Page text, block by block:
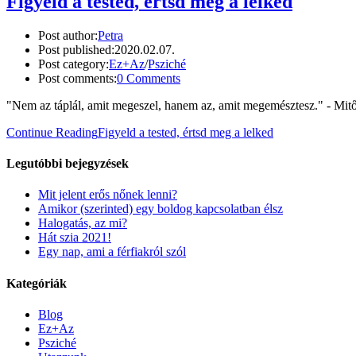
Post author:Petra
Post published:2020.02.07.
Post category:Ez+Az/Psziché
Post comments:0 Comments
"Nem az táplál, amit megeszel, hanem az, amit megemésztesz." -
Continue ReadingFigyeld a tested, értsd meg a lelked
Legutóbbi bejegyzések
Mit jelent erős nőnek lenni?
Amikor (szerinted) egy boldog kapcsolatban élsz
Halogatás, az mi?
Hát szia 2021!
Egy nap, ami a férfiakról szól
Kategóriák
Blog
Ez+Az
Psziché